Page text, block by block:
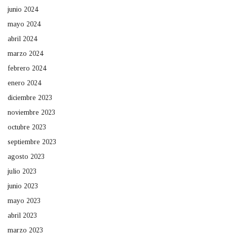
junio 2024
mayo 2024
abril 2024
marzo 2024
febrero 2024
enero 2024
diciembre 2023
noviembre 2023
octubre 2023
septiembre 2023
agosto 2023
julio 2023
junio 2023
mayo 2023
abril 2023
marzo 2023